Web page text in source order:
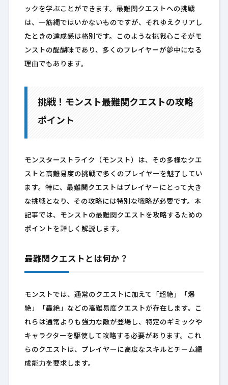
ックを学ぶことができます。最難関クエストへの挑戦
は、一筋縄ではいかないものですが、それゆえクリアし
たときの達成感は格別です。このような挑戦心こそがモ
ンストの醍醐味であり、多くのプレイヤーが夢中になる
理由でもあります。
挑戦！モンスト最難関クエストの攻略
ポイント
モンスターストライク（モンスト）は、その多様なクエ
ストと高難易度の挑戦で多くのプレイヤーを魅了してい
ます。特に、最難関クエストはプレイヤーにとって大き
な挑戦となり、その攻略には特別な戦略が必要です。本
記事では、モンストの最難関クエストを攻略するための
ポイントを詳しく解説します。
最難関クエストとは何か？
モンストでは、通常のクエストに加えて「超絶」「爆
絶」「轟絶」などの高難易度クエストが存在します。こ
れらは通常よりも強力な敵が登場し、特定のギミックや
キャラクターを駆使して攻略する必要があります。これ
らのクエストは、プレイヤーに高度なスキルとチーム編
成能力を要求します。